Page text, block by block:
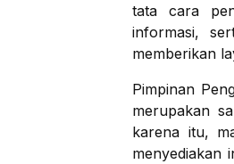
tata cara
informasi,
memberikan
Pimpinan
merupakan
karena itu,
menyediakan